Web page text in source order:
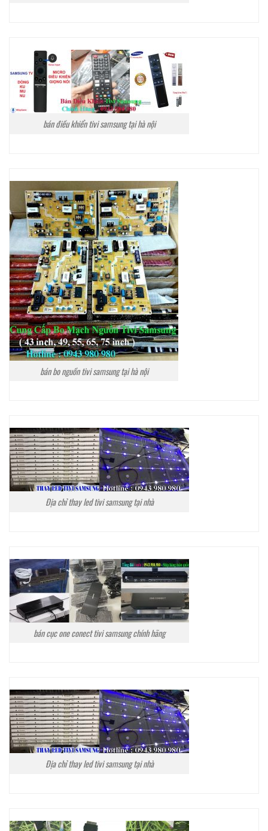
bán điều khiển tivi samsung tại hà nội
bán bo nguồn tivi samsung tại hà nội
Địa chỉ thay led tivi samsung tại nhà
bán cục one conect tivi samsung chính hãng
Địa chỉ thay led tivi samsung tại nhà